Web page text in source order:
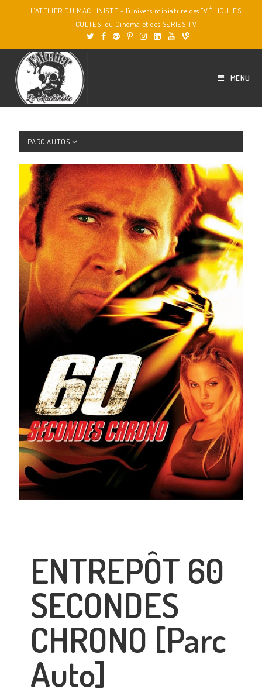
L'ATELIER DU MACHINISTE - l'univers miniature des "VÉHICULES
CULTES" du Cinéma et des SÉRIES TV
MENU
PARC AUTOS
ENTREPÔT 60
SECONDES
CHRONO [Parc
Auto]